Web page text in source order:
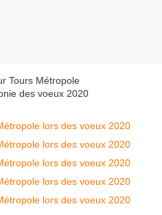
Tours Métropole
des voeux 2020